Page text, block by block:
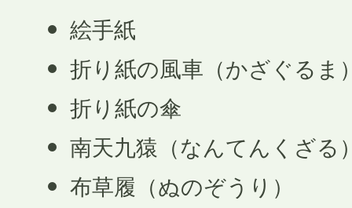
絵手紙
折り紙の風車（かざぐるま
折り紙の傘
南天九猿（なんてんくざる
布草履（ぬのぞうり）